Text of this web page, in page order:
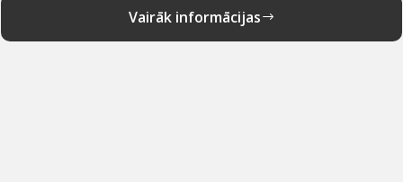
Vairāk informācijas